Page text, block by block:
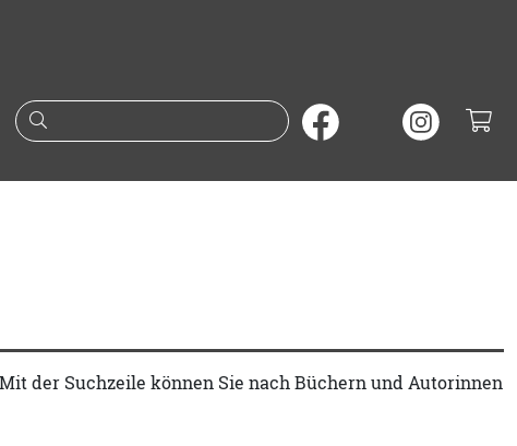
Suche nach Büchern oder
der Suchzeile können Sie nach Büchern und Autorinnen